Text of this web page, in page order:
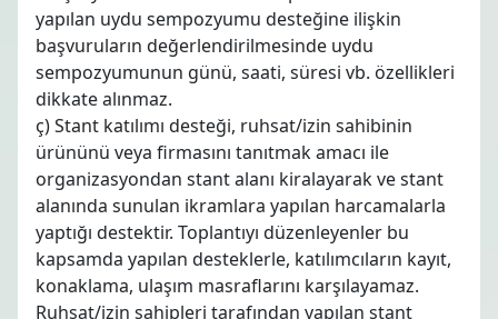
yapılan uydu sempozyumu desteğine ilişkin
başvuruların değerlendirilmesinde uydu
sempozyumunun günü, saati, süresi vb. özellikleri
dikkate alınmaz.
ç) Stant katılımı desteği, ruhsat/izin sahibinin
ürününü veya firmasını tanıtmak amacı ile
organizasyondan stant alanı kiralayarak ve stant
alanında sunulan ikramlara yapılan harcamalarla
yaptığı destektir. Toplantıyı düzenleyenler bu
kapsamda yapılan desteklerle, katılımcıların kayıt,
konaklama, ulaşım masraflarını karşılayamaz.
Ruhsat/izin sahipleri tarafından yapılan stant